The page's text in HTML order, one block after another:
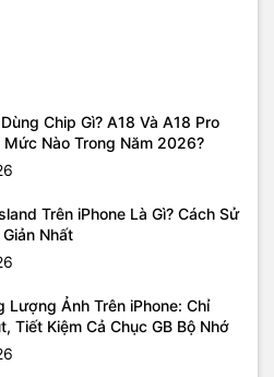
Chip Gì? A18 Và A18 Pro
Nào Trong Năm 2026?
Trên iPhone Là Gì? Cách Sử
Nhất
Lượng Ảnh Trên iPhone: Chỉ
Tiết Kiệm Cả Chục GB Bộ Nhớ